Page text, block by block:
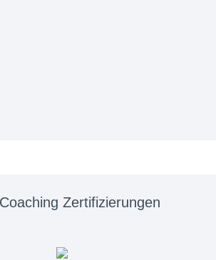
Zertifizierungen